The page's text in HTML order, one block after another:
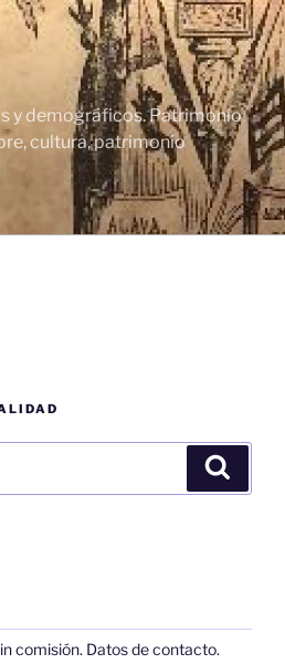
y demográficos. Patrimonio
cultura, patrimonio
comisión. Datos de contacto.